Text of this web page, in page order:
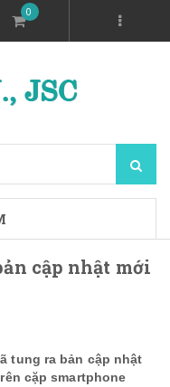
0
cập nhật mới
tung ra bản cập nhật
cặp smartphone